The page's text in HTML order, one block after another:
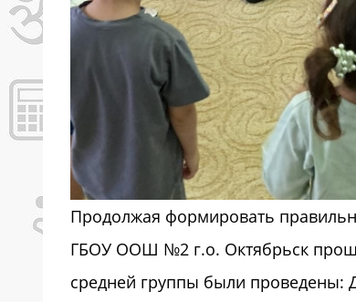
Продолжая формировать
ГБОУ ООШ №2 г.о. Октябрьск
средней группы были проведены: